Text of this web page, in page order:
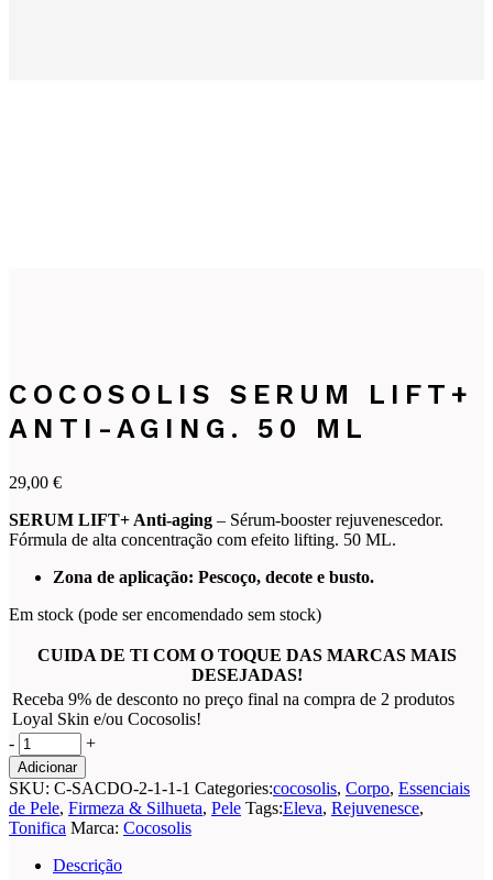
COCOSOLIS SERUM LIFT+
ANTI-AGING. 50 ML
29,00 €
SERUM LIFT+ Anti-aging – Sérum-booster rejuvenescedor.
Fórmula de alta concentração com efeito lifting. 50 ML.
Zona de aplicação: Pescoço, decote e busto.
Em stock (pode ser encomendado sem stock)
CUIDA DE TI COM O TOQUE DAS MARCAS MAIS
DESEJADAS!
Receba 9% de desconto no preço final na compra de 2 produtos
Loyal Skin e/ou Cocosolis!
COCOSOLIS
Serum
LIFT+
Anti-
aging.
50
- +
Adicionar
SKU: C-SACDO-2-1-1-1 Categories:cocosolis, Corpo, Essenciais
de Pele, Firmeza & Silhueta, Pele Tags:Eleva, Rejuvenesce,
Tonifica Marca: Cocosolis
Descrição